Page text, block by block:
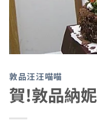
敦品汪汪喵喵
賀!敦品納